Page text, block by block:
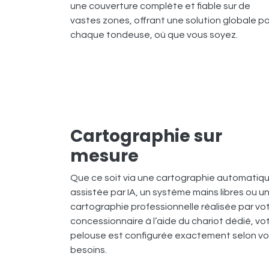
une couverture complète et fiable sur de
vastes zones, offrant une solution globale
chaque tondeuse, où que vous soyez.
Cartographie sur
mesure
Que ce soit via une cartographie
assistée par IA, un système mains libres ou
cartographie professionnelle réalisée par
concessionnaire à l’aide du chariot dédié,
pelouse est configurée exactement selon
besoins.